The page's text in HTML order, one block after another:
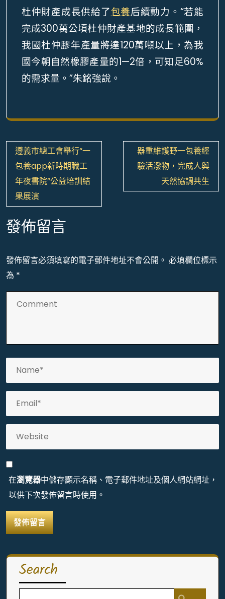
杜仲財產成長供給了包養后續動力。“若能
完成300萬公頃杜仲財產基地的成長範圍，
我國杜仲膠年產量將達120萬噸以上，為我
國今朝自然橡膠產量的1—2倍，可知足60%
的需求量。”朱銘強說。
文
章
導
覽
遵義市總工會舉行“一
包養app新時期職工
年夜書院”公益培訓結
果展演
器重維護野一包養經
驗活潑物，完成人與
天然協調共生
發佈留言
發佈留言必須填寫的電子郵件地址不會公開。 必填欄位標示
為 *
在瀏覽器中儲存顯示名稱、電子郵件地址及個人網站網址，
以供下次發佈留言時使用。
Search